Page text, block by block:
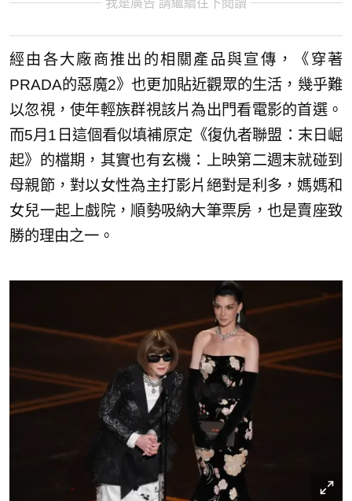
經由各大廠商推出的相關產品與宣傳，《穿著
PRADA的惡魔2》也更加貼近觀眾的生活，幾乎難
以忽視，使年輕族群視該片為出門看電影的首選。
而5月1日這個看似填補原定《復仇者聯盟：末日崛
起》的檔期，其實也有玄機：上映第二週末就碰到
母親節，對以女性為主打影片絕對是利多，媽媽和
女兒一起上戲院，順勢吸納大筆票房，也是賣座致
勝的理由之一。